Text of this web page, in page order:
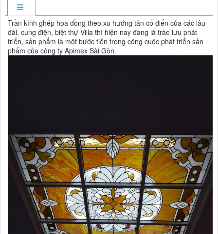
Trần kính ghép hoa đồng theo xu hướng tân cổ điển của các lâu
đài, cung điện, biệt thự Villa thì hiện nay đang là trào lưu phát
triển, sản phẩm là một bước tiến trong công cuộc phát triển sản
phẩm của công ty Apimex Sài Gòn.